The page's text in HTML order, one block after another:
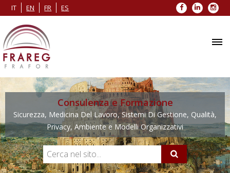
IT EN FR ES Facebook
LinkedIn
Consulenza e Formazione
Sicurezza, Medicina Del Lavoro, Sistemi Di Gestione, Qualità,
Privacy, Ambiente e Modelli Organizzativi